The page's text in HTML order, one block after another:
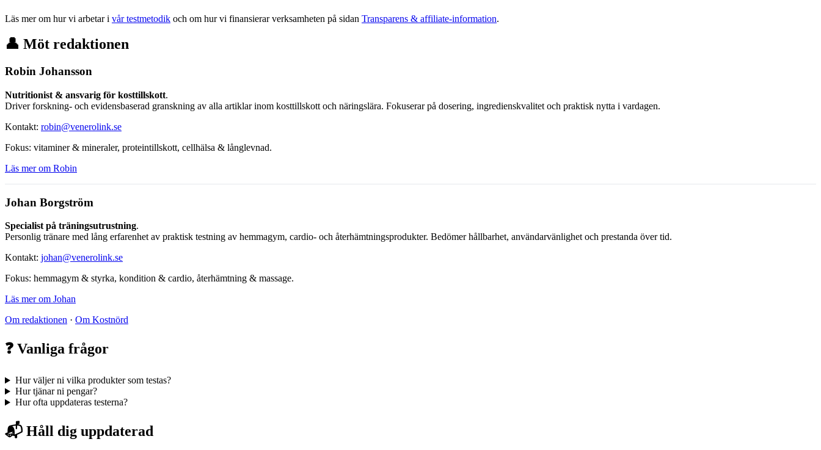
Läs mer om hur vi arbetar i vår testmetodik och om hur vi finansierar verksamheten på sidan Transparens & affiliate-information.
👤 Möt redaktionen
Robin Johansson
Nutritionist & ansvarig för kosttillskott.
Driver forskning- och evidensbaserad granskning av alla artiklar inom kosttillskott och näringslära. Fokuserar på dosering, ingredienskvalitet och praktisk nytta i vardagen.
Kontakt: robin@venerolink.se
Fokus: vitaminer & mineraler, proteintillskott, cellhälsa & långlevnad.
Läs mer om Robin
Johan Borgström
Specialist på träningsutrustning.
Personlig tränare med lång erfarenhet av praktisk testning av hemmagym, cardio- och återhämtningsprodukter. Bedömer hållbarhet, användarvänlighet och prestanda över tid.
Kontakt: johan@venerolink.se
Fokus: hemmagym & styrka, kondition & cardio, återhämtning & massage.
Läs mer om Johan
Om redaktionen · Om Kostnörd
❓ Vanliga frågor
Hur väljer ni vilka produkter som testas?
Hur tjänar ni pengar?
Hur ofta uppdateras testerna?
📬 Håll dig uppdaterad